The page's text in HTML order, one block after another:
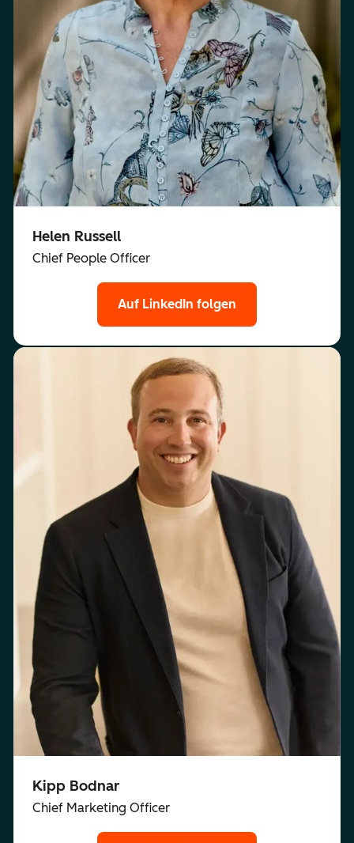
Helen Russell
Chief People Officer
Auf LinkedIn folgen
Kipp Bodnar
Chief Marketing Officer